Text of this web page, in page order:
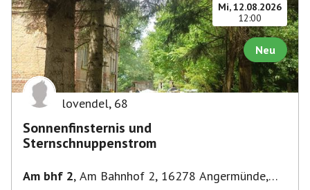
Mi, 12.08.2026
12:00
Neu
lovendel, 68
Sonnenfinsternis und
Sternschnuppenstrom
Am bhf 2, Am Bahnhof 2, 16278 Angermünde,